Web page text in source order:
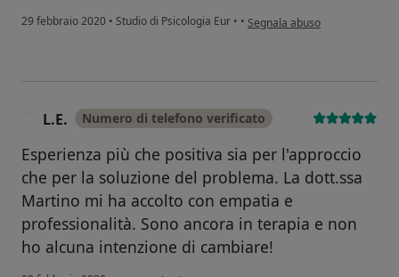
29 febbraio 2020 • Studio di Psicologia Eur • • secondo l'opinione dell'utente
Segnala abuso
L.E. Numero di telefono verificato
Esperienza più che positiva sia per l'approccio
che per la soluzione del problema. La dott.ssa
Martino mi ha accolto con empatia e
professionalità. Sono ancora in terapia e non
ho alcuna intenzione di cambiare!